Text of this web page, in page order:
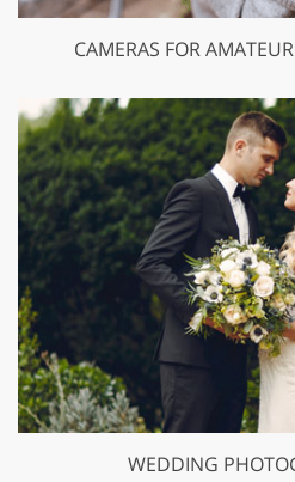
CAMERAS FOR
WEDDING